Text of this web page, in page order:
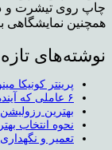
چاپ روی تیشرت و
همچنین نمایشگاهی
نوشته‌های تازه
پرینتر کونیکا
۶ عاملی که آینده چاپ سابلیمیشن را شکل می دهد
بهترین
نحوه انتخاب
تعمیر و